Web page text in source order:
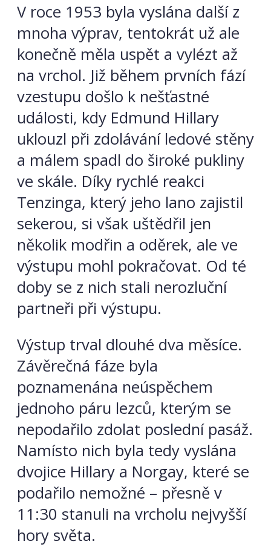
V roce 1953 byla vyslána další z
mnoha výprav, tentokrát už ale
konečně měla uspět a vylézt až
na vrchol. Již během prvních fází
vzestupu došlo k nešťastné
události, kdy Edmund Hillary
uklouzl při zdolávání ledové stěny
a málem spadl do široké pukliny
ve skále. Díky rychlé reakci
Tenzinga, který jeho lano zajistil
sekerou, si však uštědřil jen
několik modřin a oděrek, ale ve
výstupu mohl pokračovat. Od té
doby se z nich stali nerozluční
partneři při výstupu.
Výstup trval dlouhé dva měsíce.
Závěrečná fáze byla
poznamenána neúspěchem
jednoho páru lezců, kterým se
nepodařilo zdolat poslední pasáž.
Namísto nich byla tedy vyslána
dvojice Hillary a Norgay, které se
podařilo nemožné – přesně v
11:30 stanuli na vrcholu nejvyšší
hory světa.